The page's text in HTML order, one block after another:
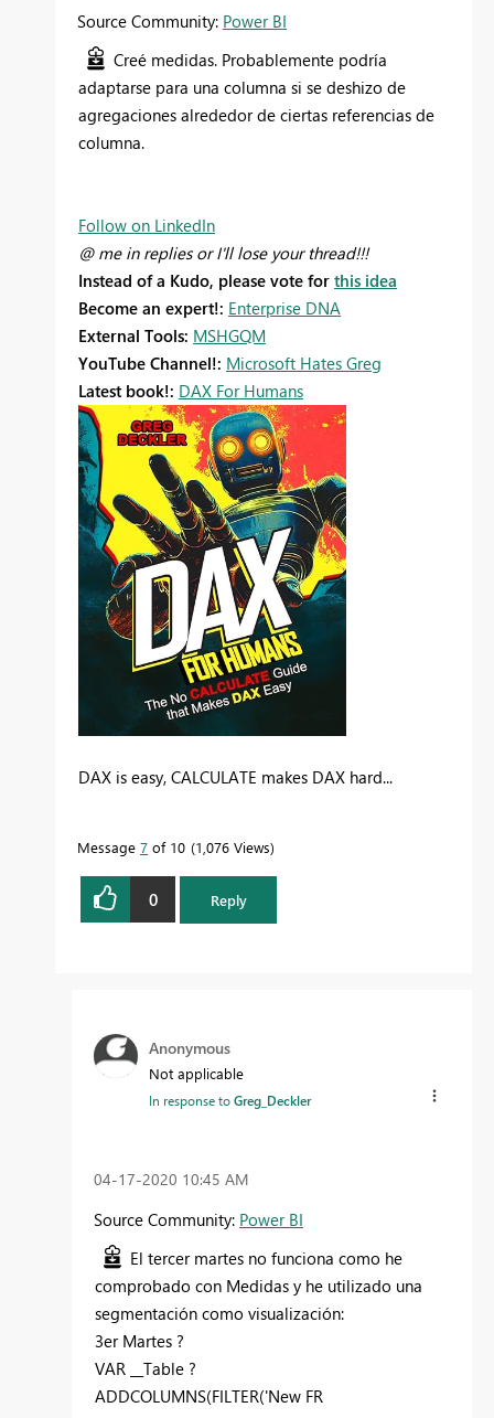
Source Community: Power BI
Creé medidas. Probablemente podría
adaptarse para una columna si se deshizo de
agregaciones alrededor de ciertas referencias de
columna.
Follow on LinkedIn
@ me in replies or I'll lose your thread!!!
Instead of a Kudo, please vote for this idea
Become an expert!: Enterprise DNA
External Tools: MSHGQM
YouTube Channel!: Microsoft Hates Greg
Latest book!: DAX For Humans
DAX is easy, CALCULATE makes DAX hard...
Message 7 of 10 1,076 Views
0 Reply
Anonymous
Not applicable
In response toGreg_Deckler
‎04-17-2020 10:45 AM
Source Community: Power BI
El tercer martes no funciona como he
comprobado con Medidas y he utilizado una
segmentación como visualización:
3er Martes ?
VAR __Table ?
ADDCOLUMNS(FILTER('New FR